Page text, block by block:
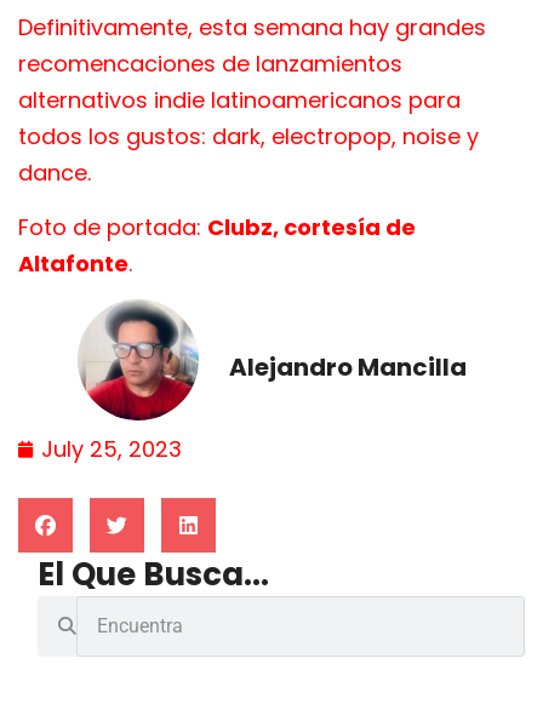
Definitivamente, esta semana hay grandes
recomencaciones de lanzamientos
alternativos indie latinoamericanos para
todos los gustos: dark, electropop, noise y
dance.
Foto de portada: Clubz, cortesía de
Altafonte.
Alejandro Mancilla
July 25, 2023
El Que Busca...